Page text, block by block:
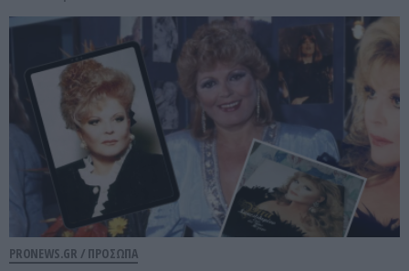
PRONEWS.GR / ΠΡΟΣΩΠΑ